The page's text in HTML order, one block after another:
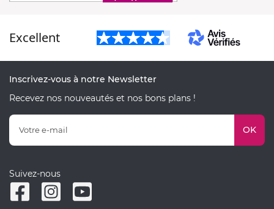
Excellent
Inscrivez-vous à notre Newsletter
Recevez nos nouveautés et nos bons plans !
OK
Suivez-nous